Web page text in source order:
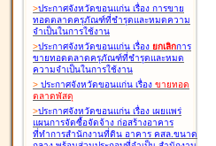
>ประกาศจังหวัดขอนแก่น เรื่อง การขาย
ทอดตลาดครุภัณฑ์ที่ชำรุดและหมดความ
จำเป็นในการใช้งาน
>ประกาศจังหวัดขอนแก่น เรื่อง ยกเลิกการ
ขายทอดตลาดครุภัณฑ์ที่ชำรุดและหมด
ความจำเป็นในการใช้งาน
> ประกาศจังหวัดขอนแก่น เรื่อง ขายทอด
ตลาดพัสดุ
>ประกาศจังหวัดขอนแก่น เรื่อง เผยแพร่
แผนการจัดซื้อจัดจ้าง ก่อสร้างอาคาร
ที่ทำการสำนักงานที่ดิน อาคาร คสล.ขนาด